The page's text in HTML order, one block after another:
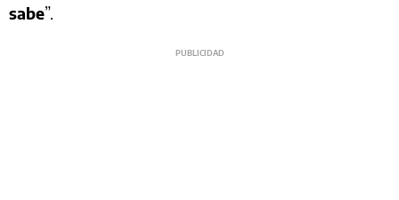
sabe”.